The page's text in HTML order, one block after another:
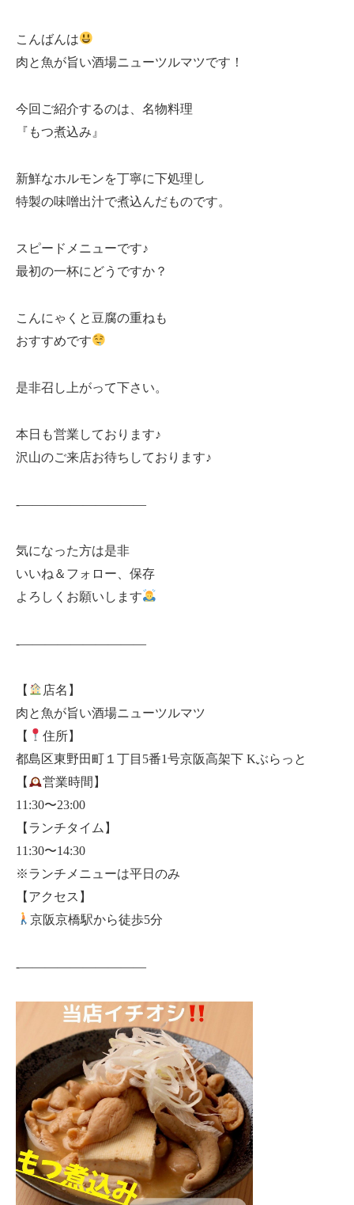
こんばんは
肉と魚が旨い酒場ニューツルマツです！
今回ご紹介するのは、名物料理
『もつ煮込み』
新鮮なホルモンを丁寧に下処理し
特製の味噌出汁で煮込んだものです。
スピードメニューです♪
最初の一杯にどうですか？
こんにゃくと豆腐の重ねも
おすすめです
是非召し上がって下さい。
本日も営業しております♪
沢山のご来店お待ちしております♪
-——————————
気になった方は是非
いいね＆フォロー、保存
よろしくお願いします
-——————————
【
店名】
肉と魚が旨い酒場ニューツルマツ
【
住所】
都島区東野田町１丁目5番1号京阪高架下 Kぶらっと
【
営業時間】
11:30〜23:00
【ランチタイム】
11:30〜14:30
※ランチメニューは平日のみ
【アクセス】
京阪京橋駅から徒歩5分
-——————————